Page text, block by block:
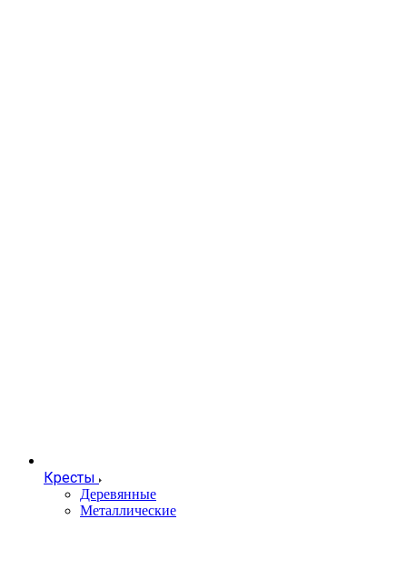
Кресты
Деревянные
Металлические